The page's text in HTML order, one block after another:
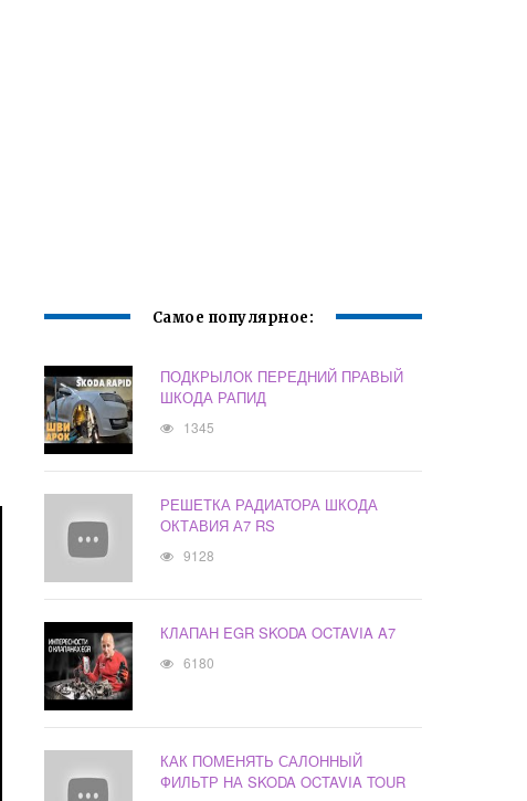
Самое популярное:
ПОДКРЫЛОК ПЕРЕДНИЙ ПРАВЫЙ
ШКОДА РАПИД
1345
РЕШЕТКА РАДИАТОРА ШКОДА
ОКТАВИЯ А7 RS
9128
КЛАПАН EGR SKODA OCTAVIA A7
6180
КАК ПОМЕНЯТЬ САЛОННЫЙ
ФИЛЬТР НА SKODA OCTAVIA TOUR